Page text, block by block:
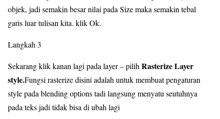
objek, jadi semakin besar nilai pada Size maka semakin tebal
garis luar tulisan kita. klik Ok.
Langkah 3
Sekarang klik kanan lagi pada layer – pilih Rasterize Layer
style.Fungsi rasterize disini adalah untuk membuat pengaturan
style pada blending options tadi langsung menyatu seutuhnya
pada teks jadi tidak bisa di ubah lagi